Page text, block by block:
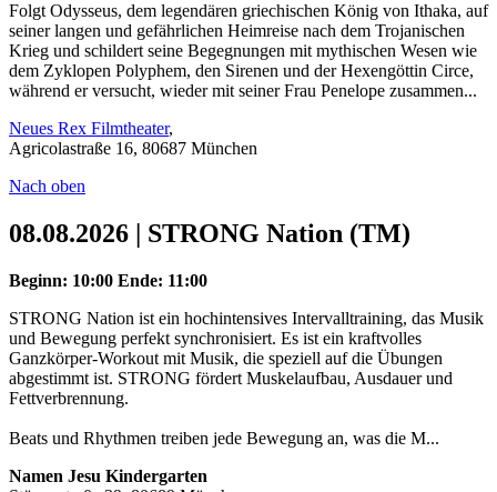
Folgt Odysseus, dem legendären griechischen König von Ithaka, auf
seiner langen und gefährlichen Heimreise nach dem Trojanischen
Krieg und schildert seine Begegnungen mit mythischen Wesen wie
dem Zyklopen Polyphem, den Sirenen und der Hexengöttin Circe,
während er versucht, wieder mit seiner Frau Penelope zusammen...
Neues Rex Filmtheater,
Agricolastraße 16, 80687 München
Nach oben
08.08.2026 | STRONG Nation (TM)
Beginn: 10:00 Ende: 11:00
STRONG Nation ist ein hochintensives Intervalltraining, das Musik
und Bewegung perfekt synchronisiert. Es ist ein kraftvolles
Ganzkörper-Workout mit Musik, die speziell auf die Übungen
abgestimmt ist. STRONG fördert Muskelaufbau, Ausdauer und
Fettverbrennung.
Beats und Rhythmen treiben jede Bewegung an, was die M...
Namen Jesu Kindergarten